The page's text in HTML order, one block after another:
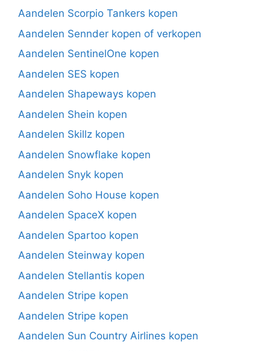
Aandelen Scorpio Tankers kopen
Aandelen Sennder kopen of verkopen
Aandelen SentinelOne kopen
Aandelen SES kopen
Aandelen Shapeways kopen
Aandelen Shein kopen
Aandelen Skillz kopen
Aandelen Snowflake kopen
Aandelen Snyk kopen
Aandelen Soho House kopen
Aandelen SpaceX kopen
Aandelen Spartoo kopen
Aandelen Steinway kopen
Aandelen Stellantis kopen
Aandelen Stripe kopen
Aandelen Stripe kopen
Aandelen Sun Country Airlines kopen